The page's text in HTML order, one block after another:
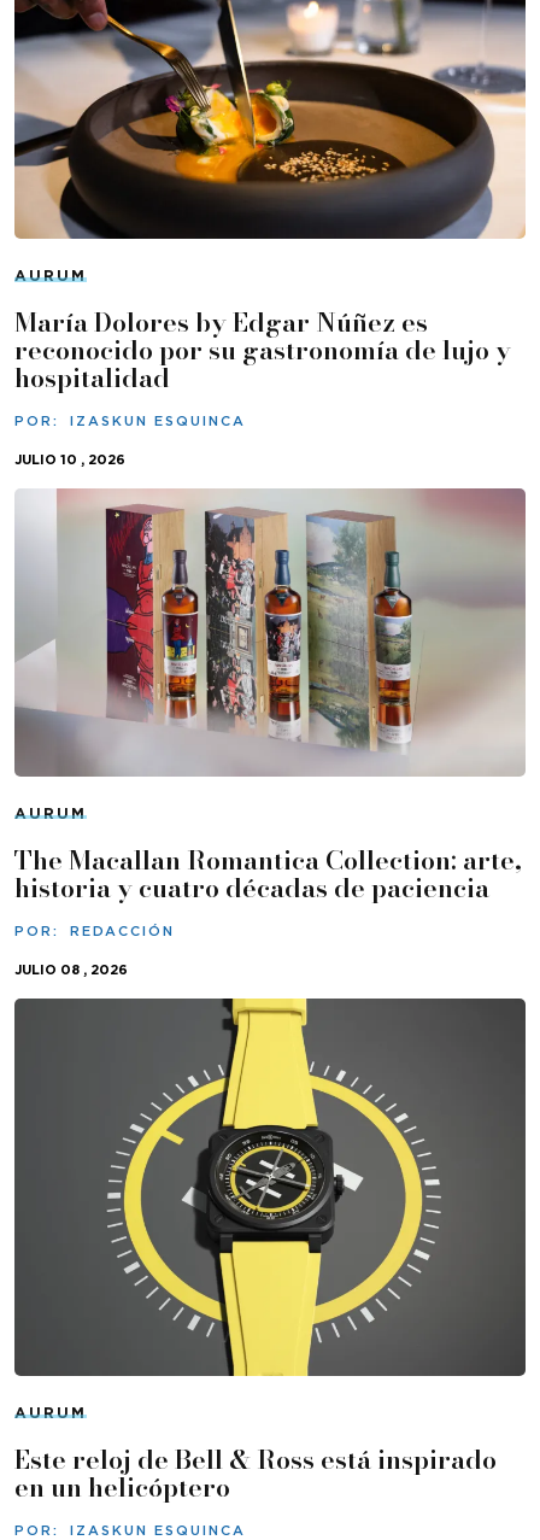
AURUM
María Dolores by Edgar Núñez es
reconocido por su gastronomía de lujo y
hospitalidad
POR: IZASKUN ESQUINCA
JULIO 10 , 2026
AURUM
The Macallan Romantica Collection: arte,
historia y cuatro décadas de paciencia
POR: REDACCIÓN
JULIO 08 , 2026
AURUM
Este reloj de Bell & Ross está inspirado
en un helicóptero
POR: IZASKUN ESQUINCA